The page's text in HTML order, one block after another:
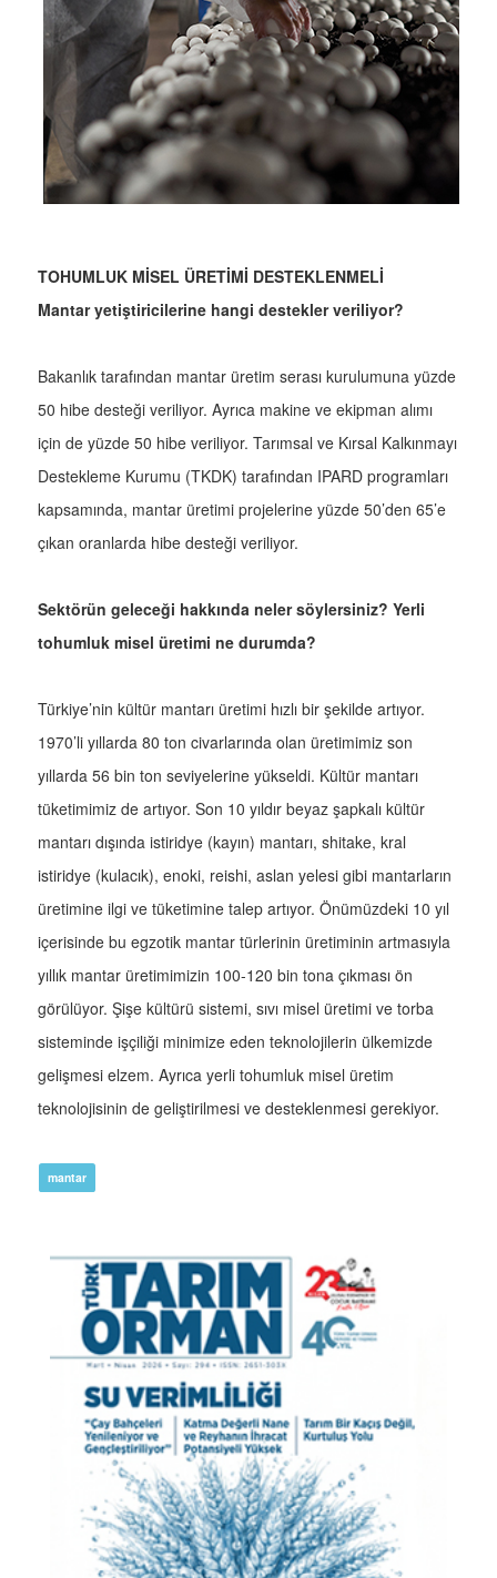
TOHUMLUK MİSEL ÜRETİMİ DESTEKLENMELİ
Mantar yetiştiricilerine hangi destekler veriliyor?
Bakanlık tarafından mantar üretim serası kurulumuna yüzde
50 hibe desteği veriliyor. Ayrıca makine ve ekipman alımı
için de yüzde 50 hibe veriliyor. Tarımsal ve Kırsal Kalkınmayı
Destekleme Kurumu (TKDK) tarafından IPARD programları
kapsamında, mantar üretimi projelerine yüzde 50’den 65’e
çıkan oranlarda hibe desteği veriliyor.
Sektörün geleceği hakkında neler söylersiniz? Yerli
tohumluk misel üretimi ne durumda?
Türkiye’nin kültür mantarı üretimi hızlı bir şekilde artıyor.
1970’li yıllarda 80 ton civarlarında olan üretimimiz son
yıllarda 56 bin ton seviyelerine yükseldi. Kültür mantarı
tüketimimiz de artıyor. Son 10 yıldır beyaz şapkalı kültür
mantarı dışında istiridye (kayın) mantarı, shitake, kral
istiridye (kulacık), enoki, reishi, aslan yelesi gibi mantarların
üretimine ilgi ve tüketimine talep artıyor. Önümüzdeki 10 yıl
içerisinde bu egzotik mantar türlerinin üretiminin artmasıyla
yıllık mantar üretimimizin 100-120 bin tona çıkması ön
görülüyor. Şişe kültürü sistemi, sıvı misel üretimi ve torba
sisteminde işçiliği minimize eden teknolojilerin ülkemizde
gelişmesi elzem. Ayrıca yerli tohumluk misel üretim
teknolojisinin de geliştirilmesi ve desteklenmesi gerekiyor.
mantar